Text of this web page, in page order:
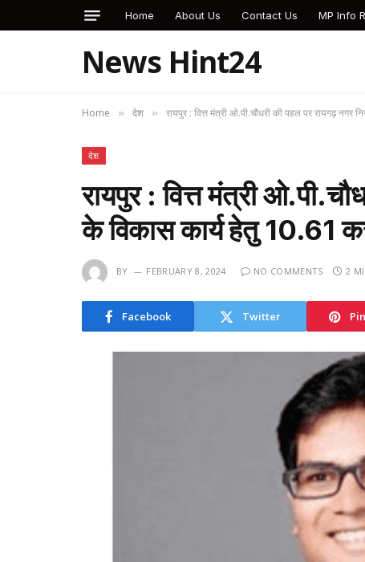
Home About Us Contact Us MP Info
News Hint24
Home » देश » रायपुर : वित्त मंत्री ओ.पी.चौधरी की पहल पर रायगढ़
देश
रायपुर : वित्त मंत्री
के विकास कार्य हेतु 10.61
BY FEBRUARY 8, 2024 NO COMMENTS 2
Facebook Twitter